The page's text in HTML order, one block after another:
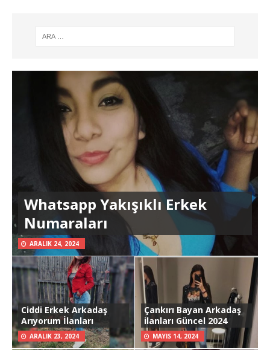
Whatsapp Yakışıklı Erkek
Numaraları
ARALIK 24, 2024
Ciddi Erkek Arkadaş
Arıyorum İlanları
ARALIK 23, 2024
Çankırı Bayan Arkadaş
ilanları Güncel 2024
MAYIS 14, 2024